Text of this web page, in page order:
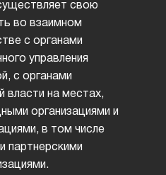
свою
во взаимном
с органами
управления
с органами
власти на местах,
организациями и
в том числе
партнерскими